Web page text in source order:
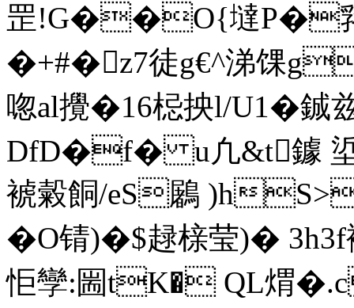
罡!G��O{墶P�嗠
�+#�z7徒g€^涕馃
唿al攪�16梞抰l/U1�鋮
DfD�f� u凢&t鐻 垽
裭糓餇/eS鷵 )h
�O锖)�$趢榇莹)�
怇孿:圌tK� QL煟